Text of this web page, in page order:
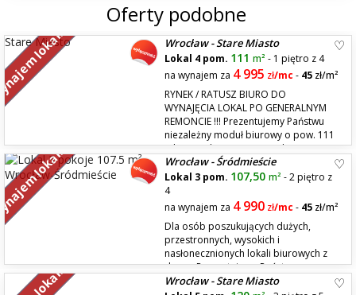
Oferty podobne
lokali Wrocław - Stare Miasto
Lokal 4 pom. 111m² - 1 piętro z 4
na wynajem za 4 995 zł/mc - 45 zł/m²
RYNEK / RATUSZ BIURO DO
WYNAJĘCIA LOKAL PO GENERALNYM
REMONCIE !!! Prezentujemy Państwu
niezależny moduł biurowy o pow. 111
mkw znajdujący się na I p. kamienicy
na płycie Wrocławskiego Rynku. Rozkład to 4 pomieszczenia biurowe +
toaleta. Powierzchnie po...
lokali Wrocław - Śródmieście
Lokal 3 pom. 107,50m² - 2 piętro z
4
na wynajem za 4 990 zł/mc - 45 zł/m²
Dla osób poszukujących dużych,
przestronnych, wysokich i
nasłonecznionych lokali biurowych z
duszą. Prezentujemy Państwu
przestronny 3 pokojowy lokal o pow. 107,5 mkw znajdujący się na II p. w
Wrocław - Stare Miasto